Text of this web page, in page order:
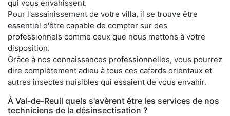
qui vous envahissent.
Pour l'assainissement de votre villa, il se trouve être
essentiel d'être capable de compter sur des
professionnels comme ceux que nous mettons à votre
disposition.
Grâce à nos connaissances professionnelles, vous pourrez
dire complètement adieu à tous ces cafards orientaux et
autres insectes nuisibles qui essaient de vous envahir.
À Val-de-Reuil quels s'avèrent être les services de nos
techniciens de la désinsectisation ?